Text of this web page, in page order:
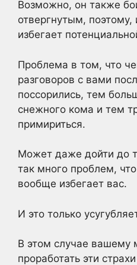
Возможно, он также
отвергнутым, поэтому,
избегает
Проблема в том, что
разговоров с вами
поссорились, тем
снежного кома и тем
примириться.
Может даже дойти до
так много проблем,
вообще избегает вас.
И это только
В этом случае вашему
проработать эти